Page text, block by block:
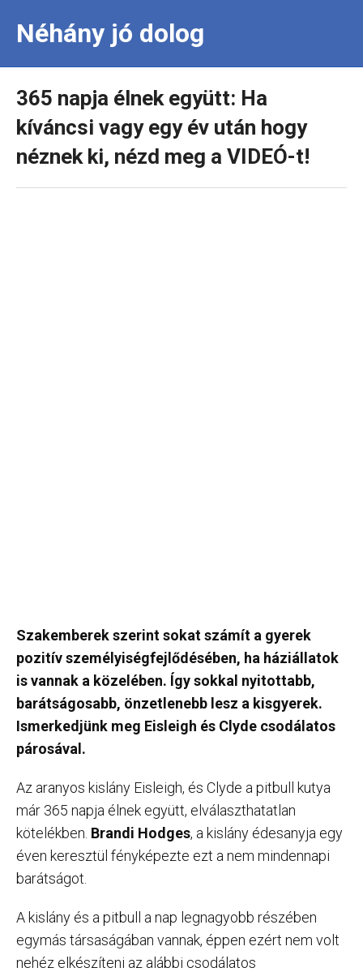
Néhány jó dolog
365 napja élnek együtt: Ha
kíváncsi vagy egy év után hogy
néznek ki, nézd meg a VIDEÓ-t!
Szakemberek szerint sokat számít a gyerek
pozitív személyiségfejlődésében, ha háziállatok
is vannak a közelében. Így sokkal nyitottabb,
barátságosabb, önzetlenebb lesz a kisgyerek.
Ismerkedjünk meg Eisleigh és Clyde csodálatos
párosával.
Az aranyos kislány Eisleigh, és Clyde a pitbull kutya
már 365 napja élnek együtt, elválaszthatatlan
kötelékben. Brandi Hodges, a kislány édesanyja egy
éven keresztül fényképezte ezt a nem mindennapi
barátságot.
A kislány és a pitbull a nap legnagyobb részében
egymás társaságában vannak, éppen ezért nem volt
nehéz elkészíteni az alábbi csodálatos